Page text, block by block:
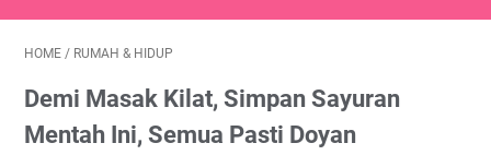
HOME / RUMAH & HIDUP
Demi Masak Kilat, Simpan Sayuran
Mentah Ini, Semua Pasti Doyan